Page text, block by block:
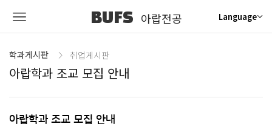
BUFS 아랍전공 Language
학과게시판 취업게시판
아랍학과 조교 모집 안내
아랍학과 조교 모집 안내